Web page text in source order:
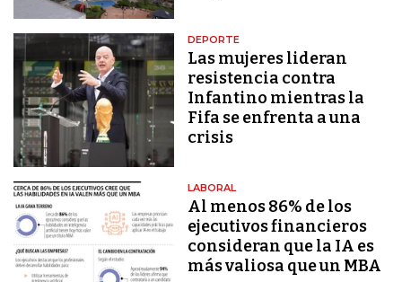
DEPORTE
Las mujeres lideran
resistencia contra
Infantino mientras la
Fifa se enfrenta a una
crisis
LABORAL
Al menos 86% de los
ejecutivos financieros
consideran que la IA es
más valiosa que un MBA